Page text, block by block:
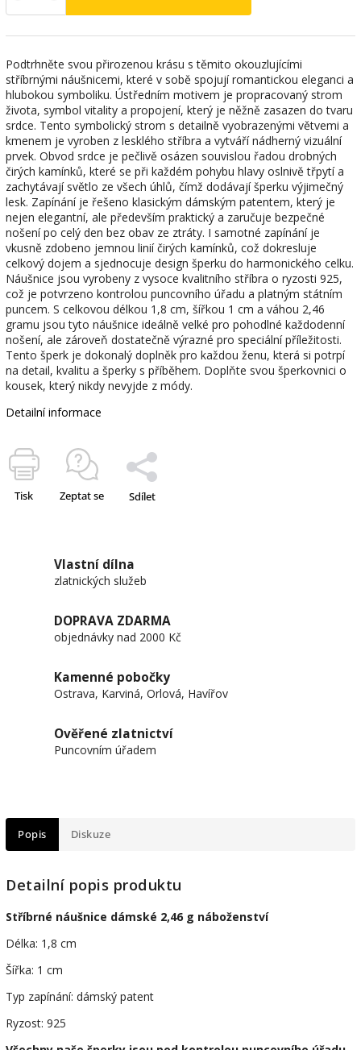
Podtrhněte svou přirozenou krásu s těmito okouzlujícími
stříbrnými náušnicemi, které v sobě spojují romantickou eleganci a
hlubokou symboliku. Ústředním motivem je propracovaný strom
života, symbol vitality a propojení, který je něžně zasazen do tvaru
srdce. Tento symbolický strom s detailně vyobrazenými větvemi a
kmenem je vyroben z lesklého stříbra a vytváří nádherný vizuální
prvek. Obvod srdce je pečlivě osázen souvislou řadou drobných
čirých kamínků, které se při každém pohybu hlavy oslnivě třpytí a
zachytávají světlo ze všech úhlů, čímž dodávají šperku výjimečný
lesk. Zapínání je řešeno klasickým dámským patentem, který je
nejen elegantní, ale především praktický a zaručuje bezpečné
nošení po celý den bez obav ze ztráty. I samotné zapínání je
vkusně zdobeno jemnou linií čirých kamínků, což dokresluje
celkový dojem a sjednocuje design šperku do harmonického celku.
Náušnice jsou vyrobeny z vysoce kvalitního stříbra o ryzosti 925,
což je potvrzeno kontrolou puncovního úřadu a platným státním
puncem. S celkovou délkou 1,8 cm, šířkou 1 cm a váhou 2,46
gramu jsou tyto náušnice ideálně velké pro pohodlné každodenní
nošení, ale zároveň dostatečně výrazné pro speciální příležitosti.
Tento šperk je dokonalý doplněk pro každou ženu, která si potrpí
na detail, kvalitu a šperky s příběhem. Doplňte svou šperkovnici o
kousek, který nikdy nevyjde z módy.
Detailní informace
Tisk Zeptat se Sdílet
Vlastní dílna
zlatnických služeb
DOPRAVA ZDARMA
objednávky nad 2000 Kč
Kamenné pobočky
Ostrava, Karviná, Orlová, Havířov
Ověřené zlatnictví
Puncovním úřadem
Popis Diskuze
Detailní popis produktu
Stříbrné náušnice dámské 2,46 g náboženství
Délka: 1,8 cm
Šířka: 1 cm
Typ zapínání: dámský patent
Ryzost: 925